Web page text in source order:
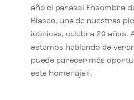
año el parasol Ensombra
Blasco, una de nuestras
icónicas, celebra 20 años.
estamos hablando de
puede parecer más
este homenaje».